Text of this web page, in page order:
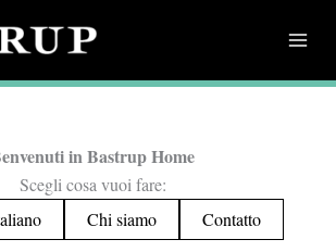
in Bastrup Home
Scegli cosa vuoi fare:
Chi siamo Contatto